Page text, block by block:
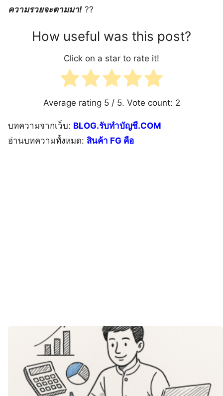
ความรวยจะตามมา! ??
How useful was this post?
Click on a star to rate it!
Average rating 5/ 5. Vote count: 2
บทความจากเว็บ: BLOG.รับทำบัญชี.COM
อ่านบทความทั้งหมด: สินค้า FG คือ